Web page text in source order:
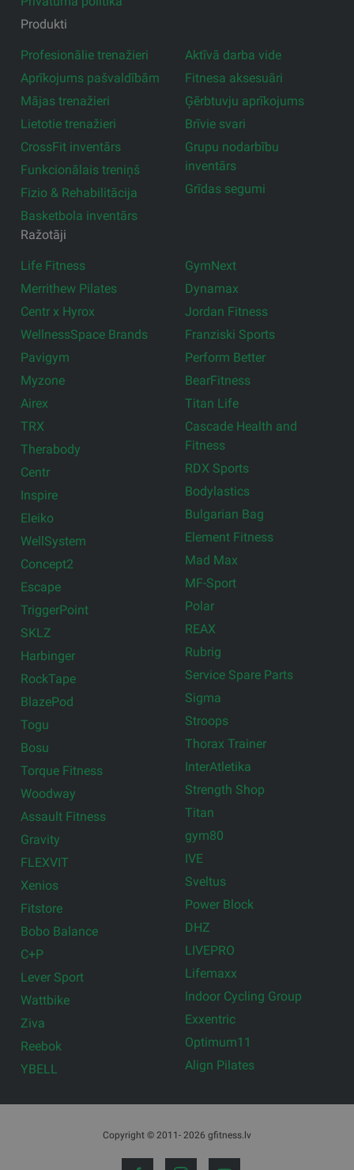
Produkti
Profesionālie trenažieri
Aprīkojums pašvaldībām
Mājas trenažieri
Lietotie trenažieri
CrossFit inventārs
Funkcionālais treniņš
Fizio & Rehabilitācija
Basketbola inventārs
Aktīvā darba vide
Fitnesa aksesuāri
Ģērbtuvju aprīkojums
Brīvie svari
Grupu nodarbību
inventārs
Grīdas segumi
Ražotāji
Life Fitness
Merrithew Pilates
Centr x Hyrox
WellnessSpace Brands
Pavigym
Myzone
Airex
TRX
Therabody
Centr
Inspire
Eleiko
WellSystem
Concept2
Escape
TriggerPoint
SKLZ
Harbinger
RockTape
BlazePod
Togu
Bosu
Torque Fitness
Woodway
Assault Fitness
Gravity
FLEXVIT
Xenios
Fitstore
Bobo Balance
C+P
Lever Sport
Wattbike
Ziva
Reebok
YBELL
GymNext
Dynamax
Jordan Fitness
Franziski Sports
Perform Better
BearFitness
Titan Life
Cascade Health and
Fitness
RDX Sports
Bodylastics
Bulgarian Bag
Element Fitness
Mad Max
MF-Sport
Polar
REAX
Rubrig
Service Spare Parts
Sigma
Stroops
Thorax Trainer
InterAtletika
Strength Shop
Titan
gym80
IVE
Sveltus
Power Block
DHZ
LIVEPRO
Lifemaxx
Indoor Cycling Group
Exxentric
Optimum11
Align Pilates
Copyright © 2011- 2026 gfitness.lv